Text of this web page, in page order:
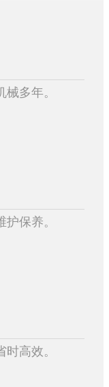
多年。
保养。
高效。